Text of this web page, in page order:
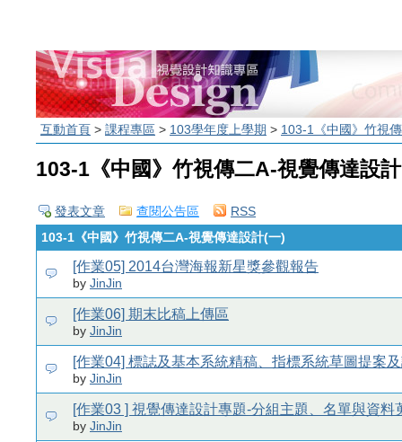
互動首頁 > 課程專區 > 103學年度上學期 > 103-1《中國》竹視
103-1《中國》竹視傳二A-視覺傳達設
發表文章 查閱公告區
RSS
103-1《中國》竹視傳二A-視覺傳達設計(一)
[作業05] 2014台灣海報新星獎參觀報告
by JinJin
[作業06] 期末比稿上傳區
by JinJin
[作業04] 標誌及基本系統精稿、指標系統草圖提案
by JinJin
[作業03 ] 視覺傳達設計專題-分組主題、名單與資料
by JinJin